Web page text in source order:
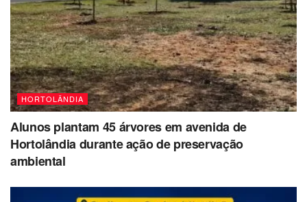
HORTOLÂNDIA
Alunos plantam 45 árvores em avenida de
Hortolândia durante ação de preservação
ambiental